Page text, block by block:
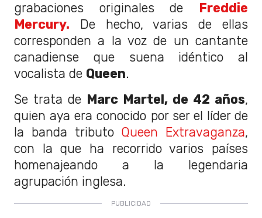
grabaciones originales de Freddie
Mercury.
De hecho, varias de ellas
corresponden a la voz de un cantante
canadiense que suena idéntico al
vocalista de Queen.
Se trata de Marc Martel, de 42 años,
quien aya era conocido por ser el líder de
la banda tributo Queen Extravaganza,
con la que ha recorrido varios países
homenajeando a la legendaria
agrupación inglesa.